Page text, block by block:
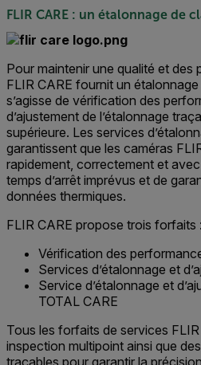
FLIR CARE : un étalonnage de
Pour maintenir une qualité et des
FLIR CARE fournit un étalonnage
s’agisse de vérification des
d’ajustement de l’étalonnage
supérieure. Les services
garantissent que les caméras
rapidement, correctement et
temps d’arrêt imprévus et de
données thermiques.
FLIR CARE propose trois forfaits :
Vérification des
Services d’étalonnage et
Service d’étalonnage et
TOTAL CARE
Tous les forfaits de services
inspection multipoint ainsi que
traçables pour garantir la